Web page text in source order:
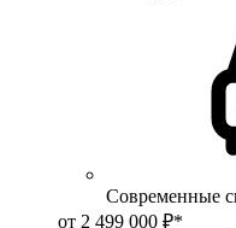
Современные
от 2 499 000 ₽*